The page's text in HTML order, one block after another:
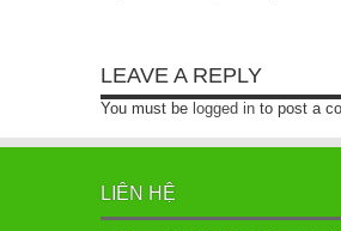
LEAVE A REPLY
You must be logged in to post a
LIÊN HỆ